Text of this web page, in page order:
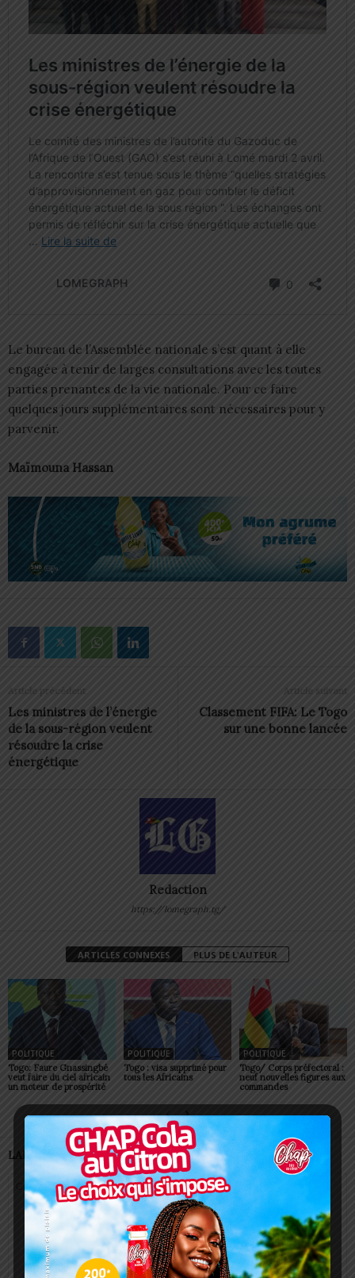
Le bureau de l’Assemblée nationale s’est quant à elle
engagée à tenir de larges consultations avec les toutes
parties prenantes de la vie nationale. Pour ce faire
quelques jours supplémentaires sont nécessaires pour y
parvenir.
Maïmouna Hassan
Article précédent
Les ministres de l’énergie
de la sous-région veulent
résoudre la crise
énergétique
Article suivant
Classement FIFA: Le Togo
sur une bonne lancée
Redaction
https://lomegraph.tg/
ARTICLES CONNEXES PLUS DE L'AUTEUR
POLITIQUE
Togo: Faure Gnassingbé
veut faire du ciel africain
un moteur de prospérité
POLITIQUE
Togo : visa supprimé pour
tous les Africains
POLITIQUE
Togo/ Corps préfectoral :
neuf nouvelles figures aux
commandes
LAISSER UN COMMENTAIRE